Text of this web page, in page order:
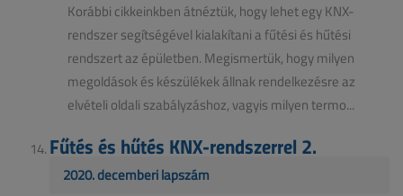
Korábbi cikkeinkben átnéztük, hogy lehet egy KNX-
rendszer segítségével kialakítani a fűtési és hűtési
rendszert az épületben. Megismertük, hogy milyen
megoldások és készülékek állnak rendelkezésre az
elvételi oldali szabályzáshoz, vagyis milyen termo...
Fűtés és hűtés KNX-rendszerrel 2.
2020. decemberi lapszám